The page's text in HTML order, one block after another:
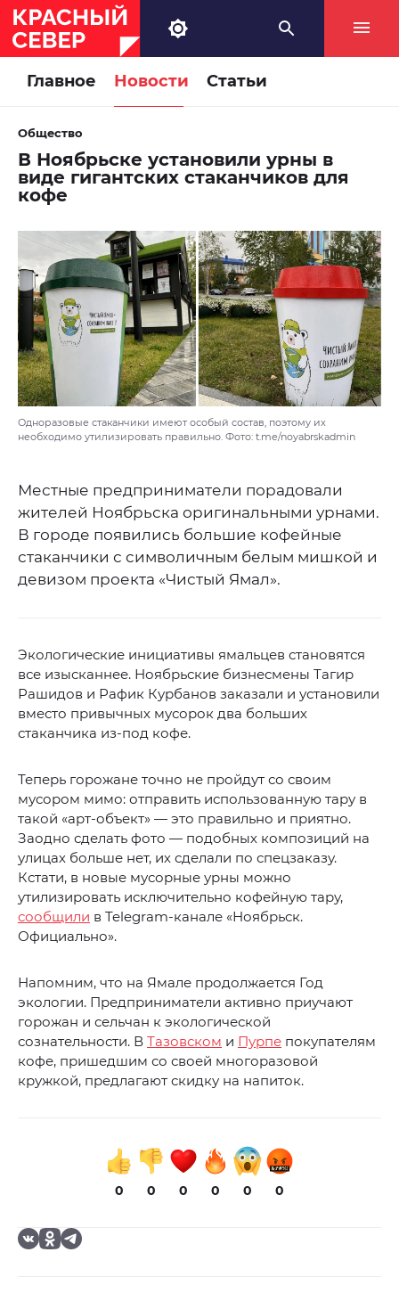
Главное Новости Статьи
Общество
В Ноябрьске установили урны в
виде гигантских стаканчиков для
кофе
Одноразовые стаканчики имеют особый состав, поэтому их
необходимо утилизировать правильно. Фото: t.me/noyabrskadmin
Местные предприниматели порадовали
жителей Ноябрьска оригинальными урнами.
В городе появились большие кофейные
стаканчики с символичным белым мишкой и
девизом проекта «Чистый Ямал».
Экологические инициативы ямальцев становятся
все изысканнее. Ноябрьские бизнесмены Тагир
Рашидов и Рафик Курбанов заказали и установили
вместо привычных мусорок два больших
стаканчика из-под кофе.
Теперь горожане точно не пройдут со своим
мусором мимо: отправить использованную тару в
такой «арт-объект» — это правильно и приятно.
Заодно сделать фото — подобных композиций на
улицах больше нет, их сделали по спецзаказу.
Кстати, в новые мусорные урны можно
утилизировать исключительно кофейную тару,
сообщили в Telegram-канале «Ноябрьск.
Официально».
Напомним, что на Ямале продолжается Год
экологии. Предприниматели активно приучают
горожан и сельчан к экологической
сознательности. В Тазовском и Пурпе покупателям
кофе, пришедшим со своей многоразовой
кружкой, предлагают скидку на напиток.
0 0 0 0 0 0